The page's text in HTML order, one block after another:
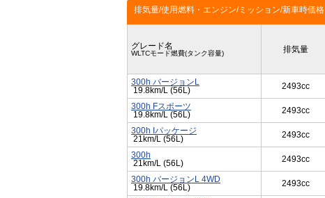
排気量/使用燃料・エンジン/ミッション/新車時価格
グレード名
WLTCモード燃費(タンク容量) 排気量
300h バージョンL
19.8km/L (56L)
2493cc
300h Fスポーツ
19.8km/L (56L)
2493cc
300h Iパッケージ
21km/L (56L)
2493cc
300h
21km/L (56L)
2493cc
300h バージョンL 4WD
19.8km/L (56L)
2493cc